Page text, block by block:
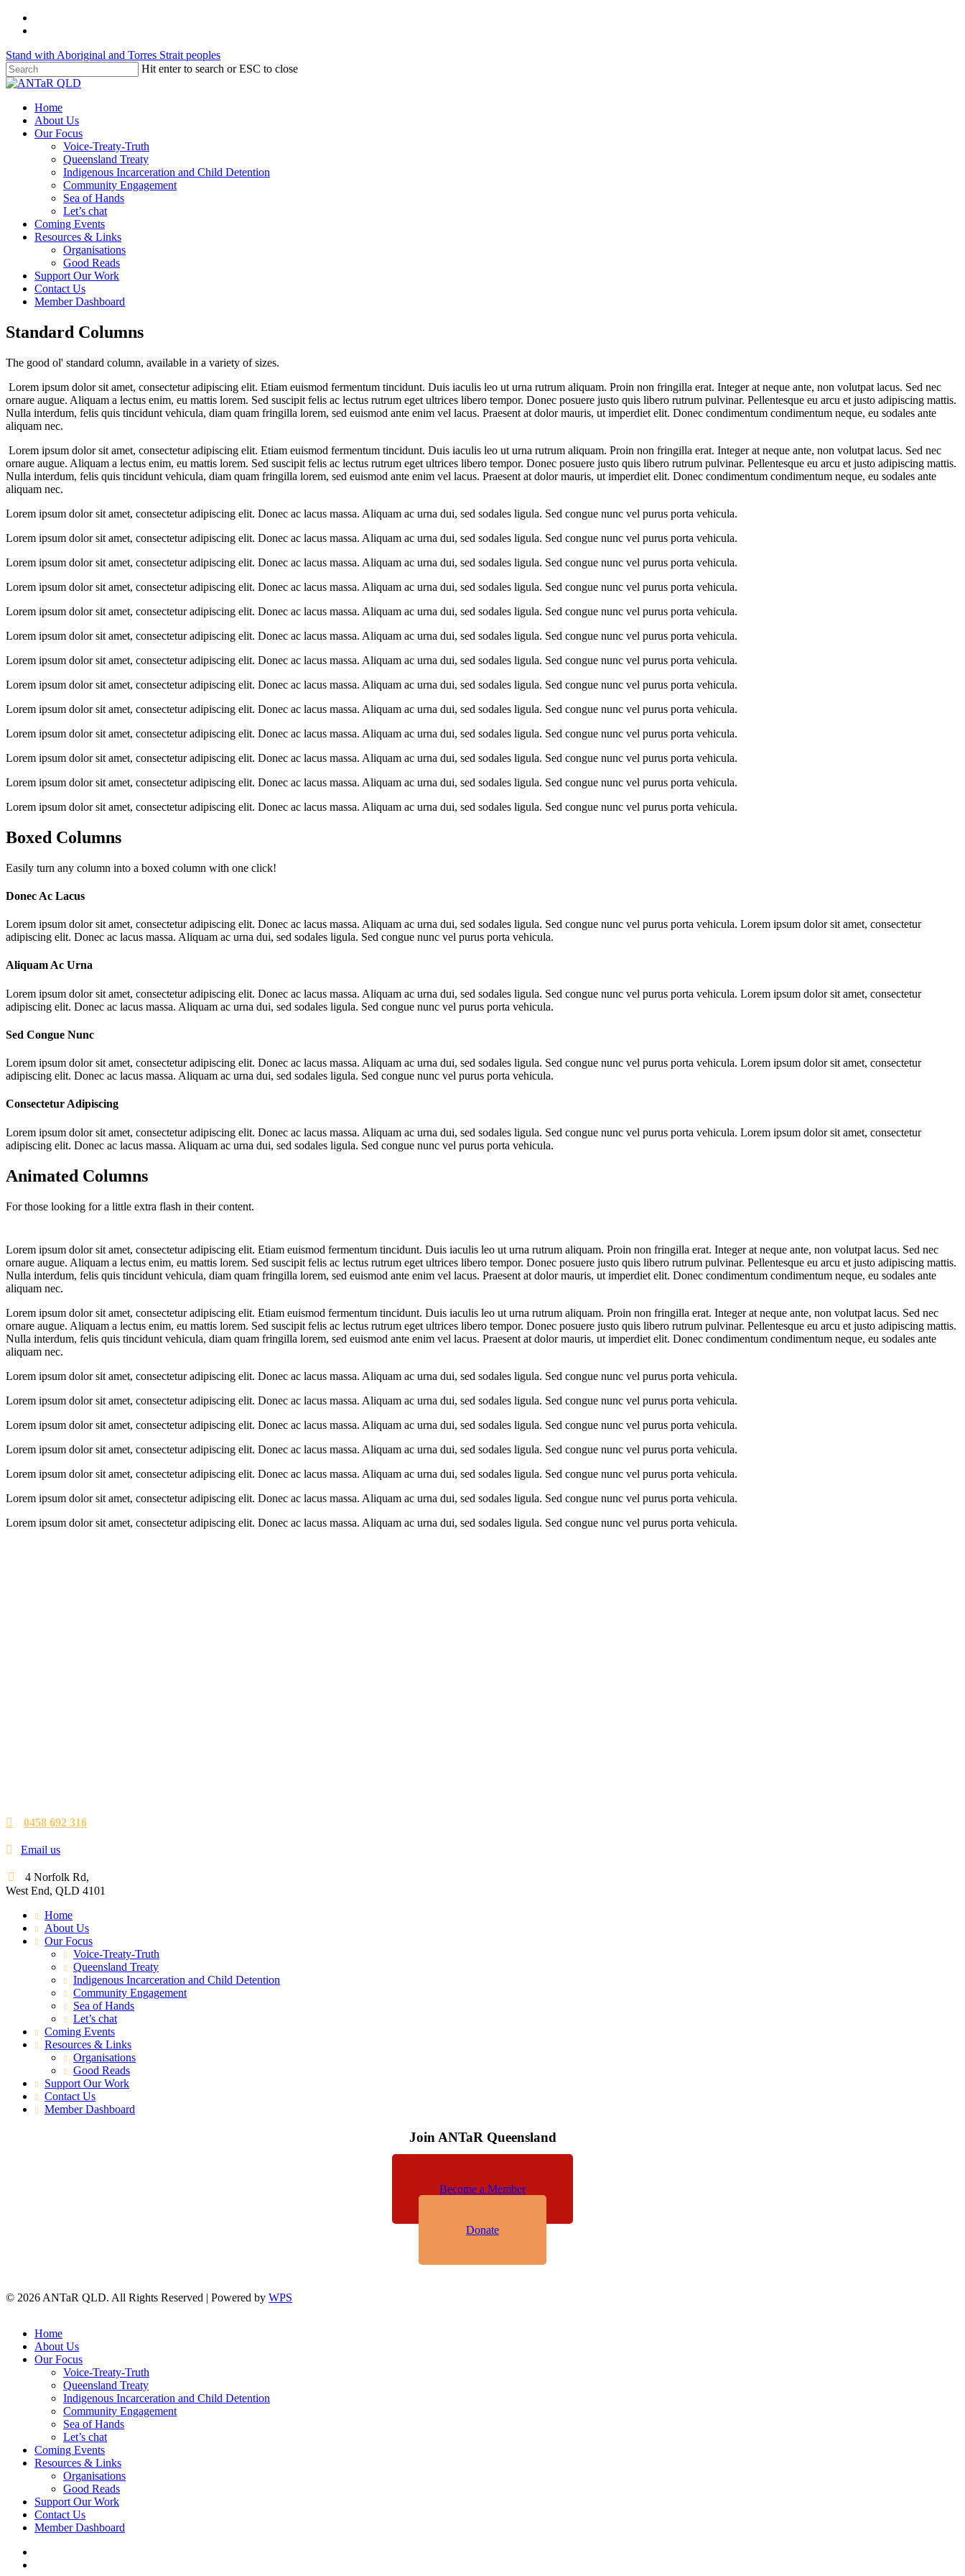
Skip
content
Stand with Aboriginal and Torres Strait peoples
Hit enter to search or ESC to close
Close
Menu
Home
About Us
Our Focus
Voice-Treaty-Truth
Queensland Treaty
Indigenous Incarceration and Child Detention
Community Engagement
Sea of Hands
Let’s chat
Coming Events
Resources & Links
Organisations
Good Reads
Support Our Work
Contact Us
Member Dashboard
Standard Columns
The good ol' standard column, available in a variety of sizes.
Lorem ipsum dolor sit amet, consectetur adipiscing elit. Etiam euismod fermentum tincidunt. Duis iaculis leo ut urna rutrum aliquam. Proin non fringilla erat. Integer at neque ante, non volutpat lacus. Sed nec
ornare augue. Aliquam a lectus enim, eu mattis lorem. Sed suscipit felis ac lectus rutrum eget ultrices libero tempor. Donec posuere justo quis libero rutrum pulvinar. Pellentesque eu arcu et justo adipiscing mattis.
Nulla interdum, felis quis tincidunt vehicula, diam quam fringilla lorem, sed euismod ante enim vel lacus. Praesent at dolor mauris, ut imperdiet elit. Donec condimentum condimentum neque, eu sodales ante
aliquam nec.
Lorem ipsum dolor sit amet, consectetur adipiscing elit. Etiam euismod fermentum tincidunt. Duis iaculis leo ut urna rutrum aliquam. Proin non fringilla erat. Integer at neque ante, non volutpat lacus. Sed nec
ornare augue. Aliquam a lectus enim, eu mattis lorem. Sed suscipit felis ac lectus rutrum eget ultrices libero tempor. Donec posuere justo quis libero rutrum pulvinar. Pellentesque eu arcu et justo adipiscing mattis.
Nulla interdum, felis quis tincidunt vehicula, diam quam fringilla lorem, sed euismod ante enim vel lacus. Praesent at dolor mauris, ut imperdiet elit. Donec condimentum condimentum neque, eu sodales ante
aliquam nec.
Lorem ipsum dolor sit amet, consectetur adipiscing elit. Donec ac lacus massa. Aliquam ac urna dui, sed sodales ligula. Sed congue nunc vel purus porta vehicula.
Lorem ipsum dolor sit amet, consectetur adipiscing elit. Donec ac lacus massa. Aliquam ac urna dui, sed sodales ligula. Sed congue nunc vel purus porta vehicula.
Lorem ipsum dolor sit amet, consectetur adipiscing elit. Donec ac lacus massa. Aliquam ac urna dui, sed sodales ligula. Sed congue nunc vel purus porta vehicula.
Lorem ipsum dolor sit amet, consectetur adipiscing elit. Donec ac lacus massa. Aliquam ac urna dui, sed sodales ligula. Sed congue nunc vel purus porta vehicula.
Lorem ipsum dolor sit amet, consectetur adipiscing elit. Donec ac lacus massa. Aliquam ac urna dui, sed sodales ligula. Sed congue nunc vel purus porta vehicula.
Lorem ipsum dolor sit amet, consectetur adipiscing elit. Donec ac lacus massa. Aliquam ac urna dui, sed sodales ligula. Sed congue nunc vel purus porta vehicula.
Lorem ipsum dolor sit amet, consectetur adipiscing elit. Donec ac lacus massa. Aliquam ac urna dui, sed sodales ligula. Sed congue nunc vel purus porta vehicula.
Lorem ipsum dolor sit amet, consectetur adipiscing elit. Donec ac lacus massa. Aliquam ac urna dui, sed sodales ligula. Sed congue nunc vel purus porta vehicula.
Lorem ipsum dolor sit amet, consectetur adipiscing elit. Donec ac lacus massa. Aliquam ac urna dui, sed sodales ligula. Sed congue nunc vel purus porta vehicula.
Lorem ipsum dolor sit amet, consectetur adipiscing elit. Donec ac lacus massa. Aliquam ac urna dui, sed sodales ligula. Sed congue nunc vel purus porta vehicula.
Lorem ipsum dolor sit amet, consectetur adipiscing elit. Donec ac lacus massa. Aliquam ac urna dui, sed sodales ligula. Sed congue nunc vel purus porta vehicula.
Lorem ipsum dolor sit amet, consectetur adipiscing elit. Donec ac lacus massa. Aliquam ac urna dui, sed sodales ligula. Sed congue nunc vel purus porta vehicula.
Lorem ipsum dolor sit amet, consectetur adipiscing elit. Donec ac lacus massa. Aliquam ac urna dui, sed sodales ligula. Sed congue nunc vel purus porta vehicula.
Boxed Columns
Easily turn any column into a boxed column with one click!
Donec Ac Lacus
Lorem ipsum dolor sit amet, consectetur adipiscing elit. Donec ac lacus massa. Aliquam ac urna dui, sed sodales ligula. Sed congue nunc vel purus porta vehicula. Lorem ipsum dolor sit amet, consectetur
adipiscing elit. Donec ac lacus massa. Aliquam ac urna dui, sed sodales ligula. Sed congue nunc vel purus porta vehicula.
Aliquam Ac Urna
Lorem ipsum dolor sit amet, consectetur adipiscing elit. Donec ac lacus massa. Aliquam ac urna dui, sed sodales ligula. Sed congue nunc vel purus porta vehicula. Lorem ipsum dolor sit amet, consectetur
adipiscing elit. Donec ac lacus massa. Aliquam ac urna dui, sed sodales ligula. Sed congue nunc vel purus porta vehicula.
Sed Congue Nunc
Lorem ipsum dolor sit amet, consectetur adipiscing elit. Donec ac lacus massa. Aliquam ac urna dui, sed sodales ligula. Sed congue nunc vel purus porta vehicula. Lorem ipsum dolor sit amet, consectetur
adipiscing elit. Donec ac lacus massa. Aliquam ac urna dui, sed sodales ligula. Sed congue nunc vel purus porta vehicula.
Consectetur Adipiscing
Lorem ipsum dolor sit amet, consectetur adipiscing elit. Donec ac lacus massa. Aliquam ac urna dui, sed sodales ligula. Sed congue nunc vel purus porta vehicula. Lorem ipsum dolor sit amet, consectetur
adipiscing elit. Donec ac lacus massa. Aliquam ac urna dui, sed sodales ligula. Sed congue nunc vel purus porta vehicula.
Animated Columns
For those looking for a little extra flash in their content.
Lorem ipsum dolor sit amet, consectetur adipiscing elit. Etiam euismod fermentum tincidunt. Duis iaculis leo ut urna rutrum aliquam. Proin non fringilla erat. Integer at neque ante, non volutpat lacus. Sed nec
ornare augue. Aliquam a lectus enim, eu mattis lorem. Sed suscipit felis ac lectus rutrum eget ultrices libero tempor. Donec posuere justo quis libero rutrum pulvinar. Pellentesque eu arcu et justo adipiscing mattis.
Nulla interdum, felis quis tincidunt vehicula, diam quam fringilla lorem, sed euismod ante enim vel lacus. Praesent at dolor mauris, ut imperdiet elit. Donec condimentum condimentum neque, eu sodales ante
aliquam nec.
Lorem ipsum dolor sit amet, consectetur adipiscing elit. Etiam euismod fermentum tincidunt. Duis iaculis leo ut urna rutrum aliquam. Proin non fringilla erat. Integer at neque ante, non volutpat lacus. Sed nec
ornare augue. Aliquam a lectus enim, eu mattis lorem. Sed suscipit felis ac lectus rutrum eget ultrices libero tempor. Donec posuere justo quis libero rutrum pulvinar. Pellentesque eu arcu et justo adipiscing mattis.
Nulla interdum, felis quis tincidunt vehicula, diam quam fringilla lorem, sed euismod ante enim vel lacus. Praesent at dolor mauris, ut imperdiet elit. Donec condimentum condimentum neque, eu sodales ante
aliquam nec.
Lorem ipsum dolor sit amet, consectetur adipiscing elit. Donec ac lacus massa. Aliquam ac urna dui, sed sodales ligula. Sed congue nunc vel purus porta vehicula.
Lorem ipsum dolor sit amet, consectetur adipiscing elit. Donec ac lacus massa. Aliquam ac urna dui, sed sodales ligula. Sed congue nunc vel purus porta vehicula.
Lorem ipsum dolor sit amet, consectetur adipiscing elit. Donec ac lacus massa. Aliquam ac urna dui, sed sodales ligula. Sed congue nunc vel purus porta vehicula.
Lorem ipsum dolor sit amet, consectetur adipiscing elit. Donec ac lacus massa. Aliquam ac urna dui, sed sodales ligula. Sed congue nunc vel purus porta vehicula.
Lorem ipsum dolor sit amet, consectetur adipiscing elit. Donec ac lacus massa. Aliquam ac urna dui, sed sodales ligula. Sed congue nunc vel purus porta vehicula.
Lorem ipsum dolor sit amet, consectetur adipiscing elit. Donec ac lacus massa. Aliquam ac urna dui, sed sodales ligula. Sed congue nunc vel purus porta vehicula.
Lorem ipsum dolor sit amet, consectetur adipiscing elit. Donec ac lacus massa. Aliquam ac urna dui, sed sodales ligula. Sed congue nunc vel purus porta vehicula.
0458 692 316
Email us
4 Norfolk Rd,
West End, QLD 4101
Home
About Us
Our Focus
Voice-Treaty-Truth
Queensland Treaty
Indigenous Incarceration and Child Detention
Community Engagement
Sea of Hands
Let’s chat
Coming Events
Resources & Links
Organisations
Good Reads
Support Our Work
Contact Us
Member Dashboard
Join ANTaR Queensland
Become a Member
Donate
© 2026 ANTaR QLD. All Rights Reserved | Powered by WPS
Close
Menu
Home
About Us
Our Focus
Voice-Treaty-Truth
Queensland Treaty
Indigenous Incarceration and Child Detention
Community Engagement
Sea of Hands
Let’s chat
Coming Events
Resources & Links
Organisations
Good Reads
Support Our Work
Contact Us
Member Dashboard